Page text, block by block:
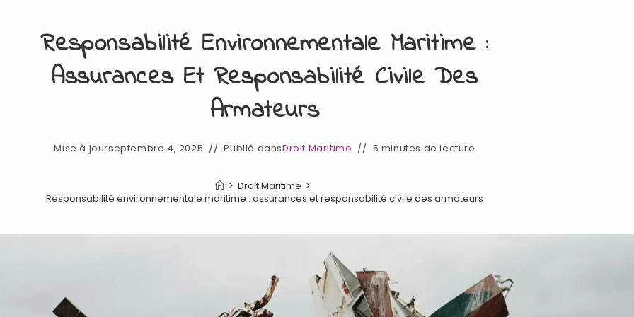
Responsabilité Environnementale Maritime :
Assurances Et Responsabilité Civile Des
Armateurs
Mise à jourseptembre 4, 2025 Publié dansDroit Maritime 5 minutes de lecture
> Droit Maritime >
Responsabilité environnementale maritime : assurances et responsabilité civile des armateurs